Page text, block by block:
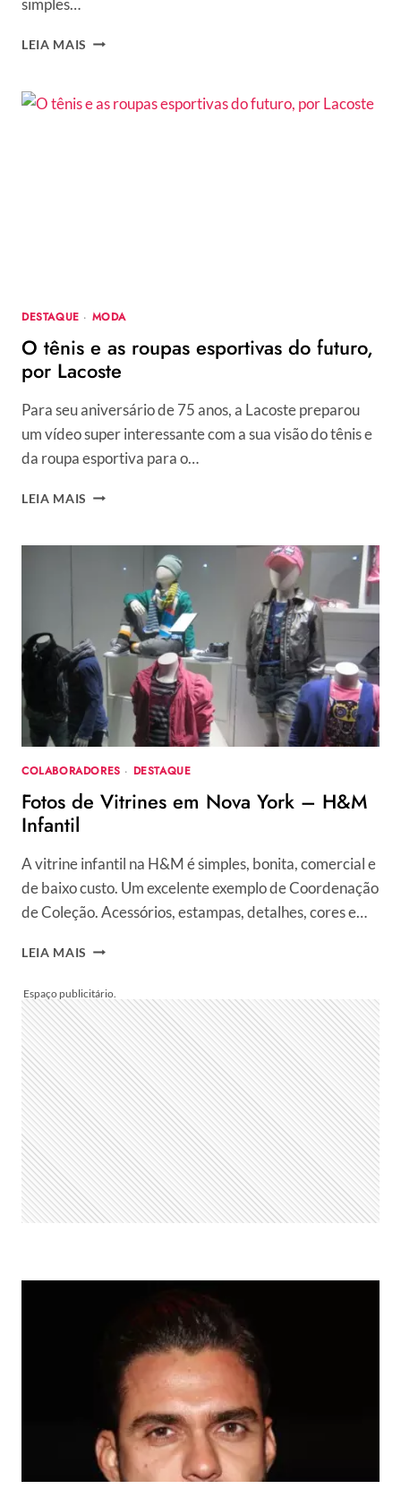
simples…
LEIA MAIS QUEM
DESTAQUE · MODA
O tênis e as roupas esportivas do futuro,
por Lacoste
Para seu aniversário de 75 anos, a Lacoste preparou
um vídeo super interessante com a sua visão do tênis e
da roupa esportiva para o…
LEIA MAIS
AS
ROUPAS
ESPORTIVAS
FUTURO,
POR
LACOSTE
COLABORADORES · DESTAQUE
Fotos de Vitrines em Nova York – H&M
Infantil
A vitrine infantil na H&M é simples, bonita, comercial e
de baixo custo. Um excelente exemplo de Coordenação
de Coleção. Acessórios, estampas, detalhes, cores e…
LEIA MAIS FOTOS
EM
NOVA
YORK
–
H&M
INFANTIL